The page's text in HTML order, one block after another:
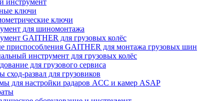
инструмент
ключи
ключи
для шиномонтажа
GAITHER для грузовых колёс
приспособления GAITHER для монтажа грузовых шин
инструмент для грузовых колёс
для грузового сервиса
сход-развал для грузовиков
для настройки радаров ACC и камер ASAP